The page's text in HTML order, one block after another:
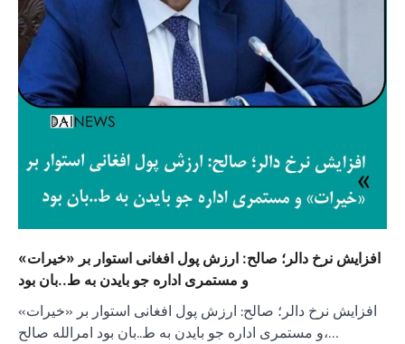
افزایش نرخ دالر؛ صالح: ارزش پول افغانی استوار بر «خیرات»
و مستمری اداره جو بایدن به ط..بان بود
افزایش نرخ دالر؛ صالح: ارزش پول افغانی استوار بر «خیرات»
و مستمری اداره جو بایدن به ط..بان بود امرالله صالح،…